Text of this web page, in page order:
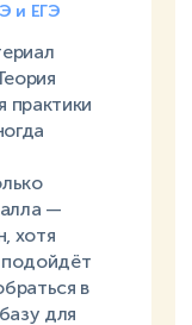
и ЕГЭ
практики
—
хотя
подойдёт
в
для